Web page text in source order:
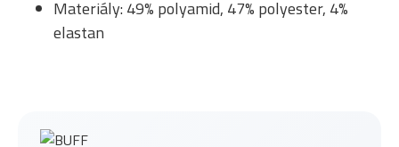
Materiály: 49% polyamid, 47% polyester, 4%
elastan